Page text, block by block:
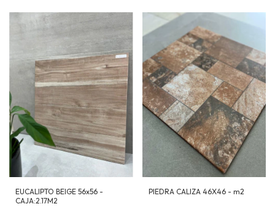
EUCALIPTO BEIGE 56x56 -
CAJA:2.17M2
PIEDRA CALIZA 46X46 - m2